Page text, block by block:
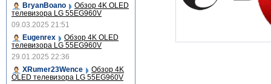
BryanBoano
Обзор 4K OLED
телевизора LG 55EG960V
09.03.2025 21:51
Eugenrex
Обзор 4K OLED
телевизора LG 55EG960V
29.01.2025 22:36
XRumer23Wence
Обзор 4K
OLED телевизора LG 55EG960V